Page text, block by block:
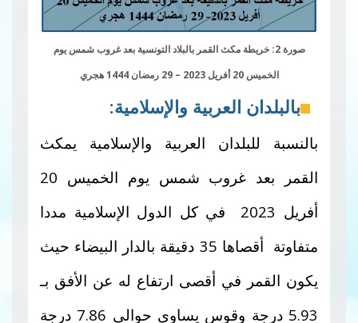
صورة 2: خريطة مكث القمر بالبلاد التونسية بعد غروب شمس يوم
الخميس 20 أفريل 2023 – 29 رمضان 1444 هجري
بالبلدان العربية والإسلامية:
بالنسبة للبلدان العربية والإسلامية يمكث
القمر بعد غروب شمس يوم الخميس 20
أفريل 2023 في كل الدول الإسلامية مددا
متفاوتة أقصاها 35 دقيقة بالدار البيضاء حيث
يكون القمر في أقصى ارتفاع له عن الأفق بـ
5.93 درجة وقوس يساوي حوالي 7.86 درجة